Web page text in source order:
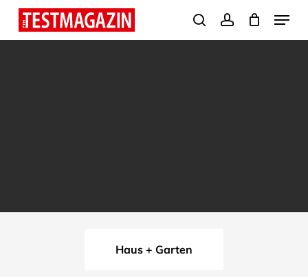
Skip
search
Menu
Haus + Garten